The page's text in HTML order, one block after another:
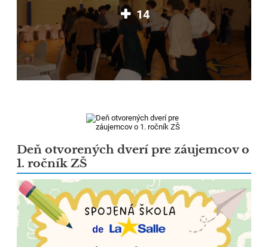
14
Deň otvorených dverí pre záujemcov o
1. ročník ZŠ